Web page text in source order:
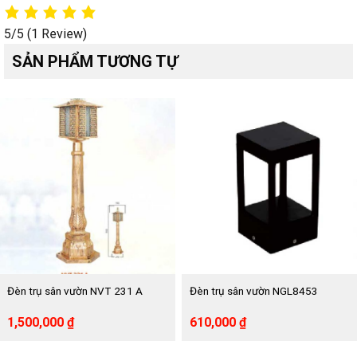
5/5 (1 Review)
SẢN PHẨM TƯƠNG TỰ
Đèn trụ sân vườn NVT 231 A
Giá
1,500,000 ₫Giá
Đèn trụ sân vườn NGL8453
Giá
610,000 ₫Giá